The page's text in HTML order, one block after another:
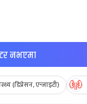
नभएमा
(डिप्रेसन, एन्जाइटी)